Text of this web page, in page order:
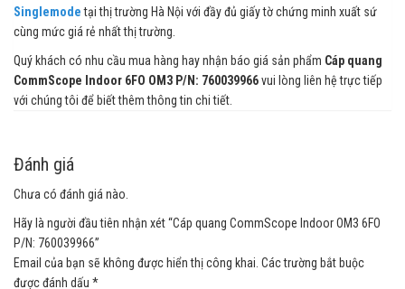
Singlemodetại thị trường Hà Nội với đầy đủ giấy tờ chứng minh xuất sứ
cùng mức giá rẻ nhất thị trường.
Quý khách có nhu cầu mua hàng hay nhận báo giá sản phẩm Cáp quang
CommScope Indoor 6FO OM3 P/N: 760039966vui lòng liên hệ trực tiếp
với chúng tôi để biết thêm thông tin chi tiết.
Đánh giá
Chưa có đánh giá nào.
Hãy là người đầu tiên nhận xét “Cáp quang CommScope Indoor OM3 6FO
P/N: 760039966”
Email của bạn sẽ không được hiển thị công khai. Các trường bắt buộc
được đánh dấu *